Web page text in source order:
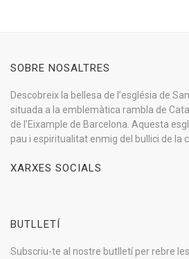
SOBRE NOSALTRES
Descobreix la bellesa de l’església de
situada a la emblemàtica rambla de
de l’Eixample de Barcelona. Aquesta
pau i espiritualitat enmig del bullici de la
XARXES SOCIALS
BUTLLETÍ
Subscriu-te al nostre butlletí per rebre